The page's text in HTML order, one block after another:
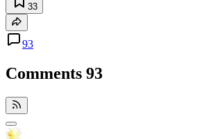
33
93
Comments 93